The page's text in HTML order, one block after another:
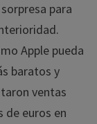
para
Apple pueda
baratos y
ventas
de euros en